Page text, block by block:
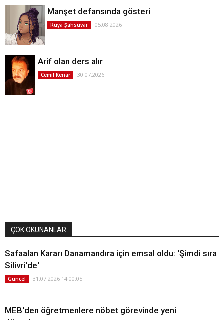
Manşet defansında gösteri
Rüya Şahsuvar 05.08.2026
Arif olan ders alır
Cemil Kenar 30.07.2026
ÇOK OKUNANLAR
Safaalan Kararı Danamandıra için emsal oldu: 'Şimdi sıra
Silivri'de'
Güncel 31.07.2026 14:00:05
MEB'den öğretmenlere nöbet görevinde yeni